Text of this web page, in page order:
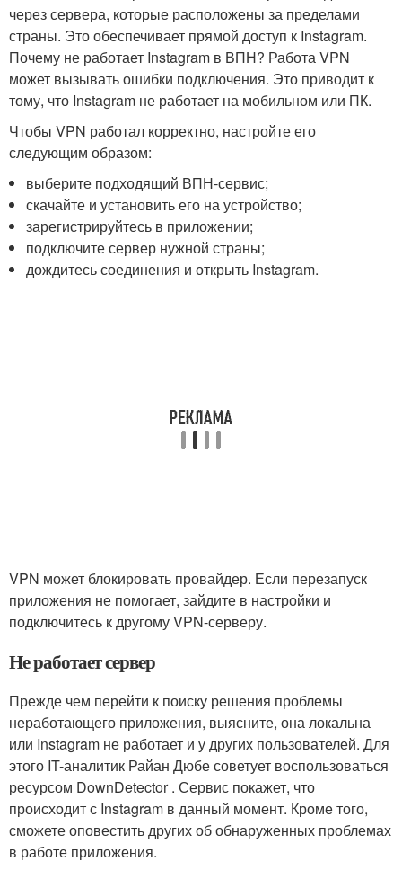
через сервера, которые расположены за пределами
страны. Это обеспечивает прямой доступ к Instagram.
Почему не работает Instagram в ВПН? Работа VPN
может вызывать ошибки подключения. Это приводит к
тому, что Instagram не работает на мобильном или ПК.
Чтобы VPN работал корректно, настройте его
следующим образом:
выберите подходящий ВПН-сервис;
скачайте и установить его на устройство;
зарегистрируйтесь в приложении;
подключите сервер нужной страны;
дождитесь соединения и открыть Instagram.
VPN может блокировать провайдер. Если перезапуск
приложения не помогает, зайдите в настройки и
подключитесь к другому VPN-серверу.
Не работает сервер
Прежде чем перейти к поиску решения проблемы
неработающего приложения, выясните, она локальна
или Instagram не работает и у других пользователей. Для
этого IT-аналитик Райан Дюбе советует воспользоваться
ресурсом DownDetector . Сервис покажет, что
происходит с Instagram в данный момент. Кроме того,
сможете оповестить других об обнаруженных проблемах
в работе приложения.